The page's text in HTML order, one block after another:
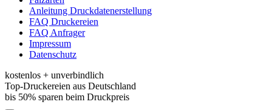
Anleitung Druckdatenerstellung
FAQ Druckereien
FAQ Anfrager
Impressum
Datenschutz
kostenlos + unverbindlich
Top-Druckereien aus Deutschland
bis 50% sparen beim Druckpreis